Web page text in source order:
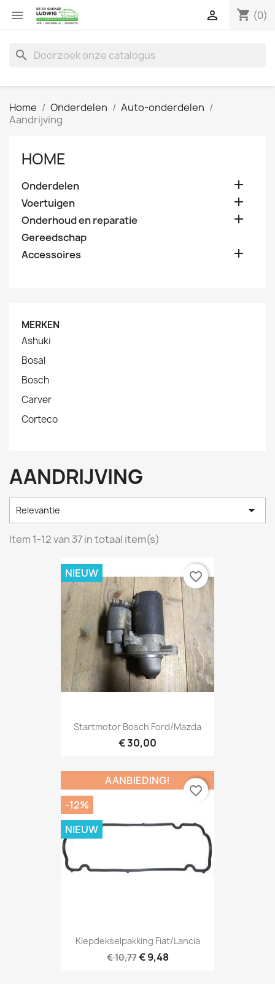
 shopping_cart (0)

search
Home Onderdelen
Auto-onderdelen
Aandrijving
HOME
Onderdelen 
Voertuigen 
Onderhoud en reparatie 
Gereedschap
Accessoires

MERKEN
Ashuki
Bosal
Bosch
Carver
Corteco
AANDRIJVING
Relevantie 
Item 1-12 van 37 in totaal item(s)
Startmotor Bosch Ford/Mazda
€ 30,00
NIEUW favorite_border
Klepdekselpakking Fiat/Lancia
€ 10,77€ 9,48
AANBIEDING!
-12%
NIEUW
favorite_border